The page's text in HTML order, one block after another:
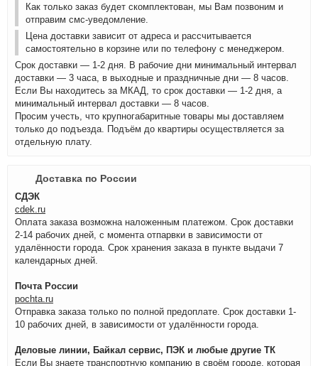
Как только заказ будет скомплектован, мы Вам позвоним и
отправим смс-уведомление.
Цена доставки зависит от адреса и рассчитывается
самостоятельно в корзине или по телефону с менеджером.
Срок доставки — 1-2 дня. В рабочие дни минимальный интервал
доставки — 3 часа, в выходные и праздничные дни — 8 часов.
Если Вы находитесь за МКАД, то срок доставки — 1-2 дня, а
минимальный интервал доставки — 8 часов.
Просим учесть, что крупногабаритные товары мы доставляем
только до подъезда. Подъём до квартиры осуществляется за
отдельную плату.
Доставка по России
СДЭК
cdek.ru
Оплата заказа возможна наложенным платежом. Срок доставки
2-14 рабочих дней, с момента отпарвки в зависимости от
удалённости города. Срок хранения заказа в пункте выдачи 7
календарных дней.
Почта России
pochta.ru
Отправка заказа только по полной предоплате. Срок доставки 1-
10 рабочих дней, в зависимости от удалённости города.
Деловые линии, Байкал сервис, ПЭК и любые другие ТК
Если Вы знаете транспортную компанию в своём городе, которая